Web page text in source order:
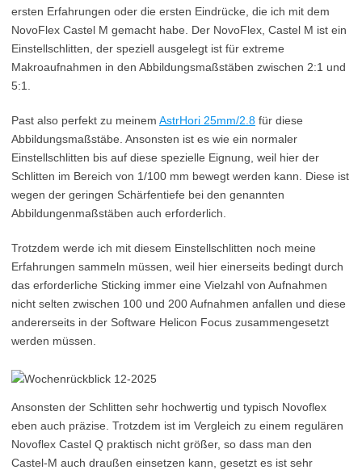
ersten Erfahrungen oder die ersten Eindrücke, die ich mit dem
NovoFlex Castel M gemacht habe. Der NovoFlex, Castel M ist ein
Einstellschlitten, der speziell ausgelegt ist für extreme
Makroaufnahmen in den Abbildungsmaßstäben zwischen 2:1 und
5:1.
Past also perfekt zu meinem AstrHori 25mm/2.8 für diese
Abbildungsmaßstäbe. Ansonsten ist es wie ein normaler
Einstellschlitten bis auf diese spezielle Eignung, weil hier der
Schlitten im Bereich von 1/100 mm bewegt werden kann. Diese ist
wegen der geringen Schärfentiefe bei den genannten
Abbildungenmaßstäben auch erforderlich.
Trotzdem werde ich mit diesem Einstellschlitten noch meine
Erfahrungen sammeln müssen, weil hier einerseits bedingt durch
das erforderliche Sticking immer eine Vielzahl von Aufnahmen
nicht selten zwischen 100 und 200 Aufnahmen anfallen und diese
andererseits in der Software Helicon Focus zusammengesetzt
werden müssen.
Ansonsten der Schlitten sehr hochwertig und typisch Novoflex
eben auch präzise. Trotzdem ist im Vergleich zu einem regulären
Novoflex Castel Q praktisch nicht größer, so dass man den
Castel-M auch draußen einsetzen kann, gesetzt es ist sehr